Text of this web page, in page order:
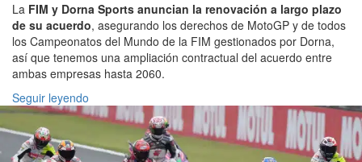
La FIM y Dorna Sports anuncian la renovación a largo plazo
de su acuerdo, asegurando los derechos de MotoGP y de todos
los Campeonatos del Mundo de la FIM gestionados por Dorna,
así que tenemos una ampliación contractual del acuerdo entre
ambas empresas hasta 2060.
Seguir leyendo